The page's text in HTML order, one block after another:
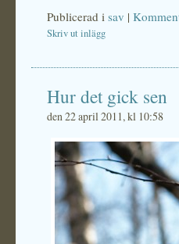
Publicerad i sav |
Skriv ut inlägg
Hur det gick sen
den 22 april 2011, kl 10:58